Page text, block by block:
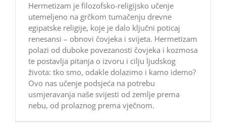
Hermetizam je filozofsko-religijsko učenje
utemeljeno na grčkom tumačenju drevne
egipatske religije, koje je dalo ključni poticaj
renesansi – obnovi čovjeka i svijeta. Hermetizam
polazi od duboke povezanosti čovjeka i kozmosa
te postavlja pitanja o izvoru i cilju ljudskog
života: tko smo, odakle dolazimo i kamo idemo?
Ovo nas učenje podsjeća na potrebu
usmjeravanja naše svijesti od zemlje prema
nebu, od prolaznog prema vječnom.